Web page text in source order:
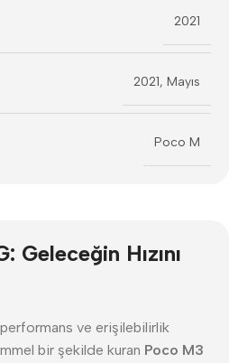
2021
2021, Mayıs
Poco M
Geleceğin Hızını
performans ve erişilebilirlik
bir şekilde kuran Poco M3